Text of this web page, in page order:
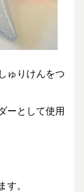
ゅりけんをつ
ーとして使用
。